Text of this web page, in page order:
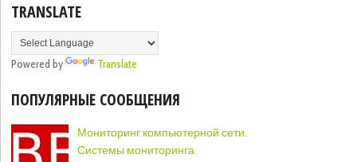
TRANSLATE
Powered by Translate
ПОПУЛЯРНЫЕ СООБЩЕНИЯ
Мониторинг компьютерной сети.
Системы мониторинга